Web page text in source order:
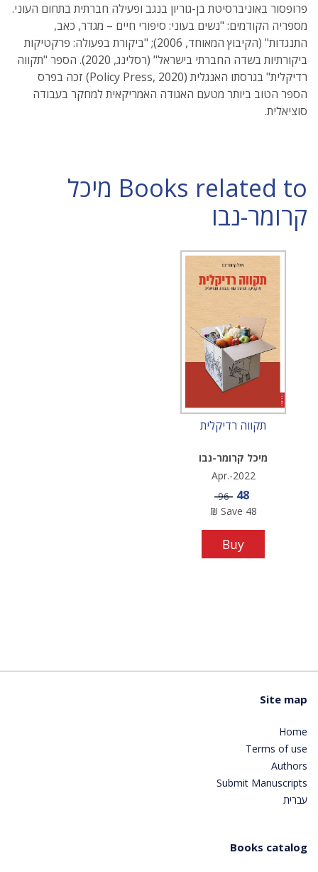
פרופסור באוניברסיטת בן-גוריון בנגב ופעילה חברתית בתחום העוני.
מספריה הקודמים: "נשים בעוני: סיפורי חיים – מגדר, כאב,
התנגדות" (הקיבוץ המאוחד, 2006); "ביקורת בפעולה: פרקטיקות
ביקורתיות בשדה החברתי בישראל" (רסלינג, 2020). הספר "תקווה
רדיקלית" בגרסתו האנגלית (Policy Press, 2020) זכה בפרס
הספר הטוב ביותר מטעם האגודה האמריקאית למחקר בעבודה
סוציאלית.
Books related to מיכל
קרומר-נבו
תקווה רדיקלית
מיכל קרומר-נבו
Apr.-2022
Sale price
48
Price
96
Save 48
₪
Buy
Site map
Home
Terms of use
Authors
Submit Manuscripts
עברית
Books catalog